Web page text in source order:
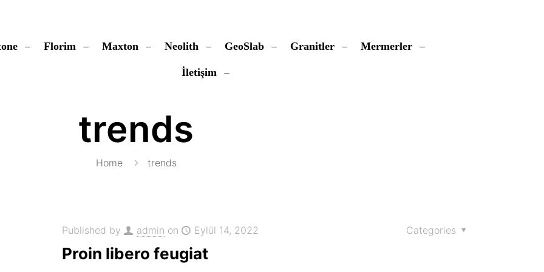
Florim Maxton Neolith GeoSlab Granitler Mermerler
İletişim
trends
Home trends
Published by admin on Eylül 14, 2022 Categories
Proin libero feugiat